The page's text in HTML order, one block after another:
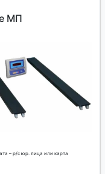
МП
– р/с юр. лица или карта